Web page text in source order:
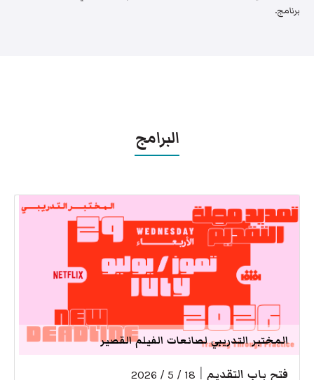
برنامج.
البرامج
المختبر التدريبي لصانعات الفيلم القصير
فتح باب التقديم 18 / 5 / 2026